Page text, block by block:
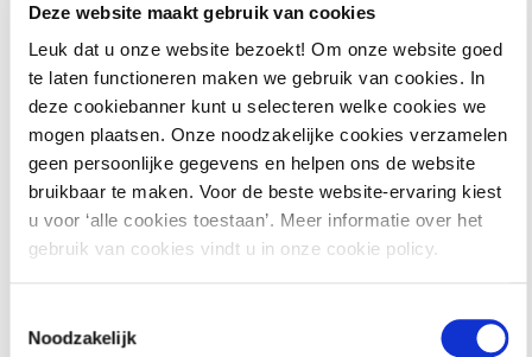
Deze website maakt gebruik van cookies
Leuk dat u onze website bezoekt! Om onze website goed
te laten functioneren maken we gebruik van cookies. In
deze cookiebanner kunt u selecteren welke cookies we
mogen plaatsen. Onze noodzakelijke cookies verzamelen
geen persoonlijke gegevens en helpen ons de website
bruikbaar te maken. Voor de beste website-ervaring kiest
u voor ‘alle cookies toestaan’. Meer informatie over het
gebruik van cookies vindt u in onze cookie policy.
Noodzakelijk
Erfgoedwet en Omgevingswet: Beleidsruimte en
strategie
Proces van Archeologische Monumentenzorg
Proces van erfgoedzorg
Inzetten op het benutten van erfgoed en
waardecreatie
Integraal werken vanuit de kracht van erfgoed